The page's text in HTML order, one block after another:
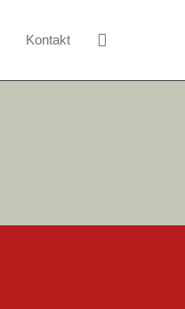
Kontakt Suchen